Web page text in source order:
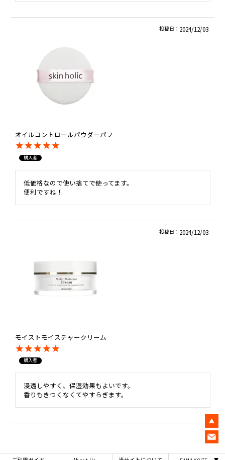
オイルコントロールパウダーパフ
購入者
投稿日 2024/12/03
低価格なので使い捨てで使ってます。
便利ですね！
モイストモイスチャークリーム
購入者
投稿日 2024/12/03
浸透しやすく、保湿効果もよいです。
香りもきつくなくてやすらぎます。